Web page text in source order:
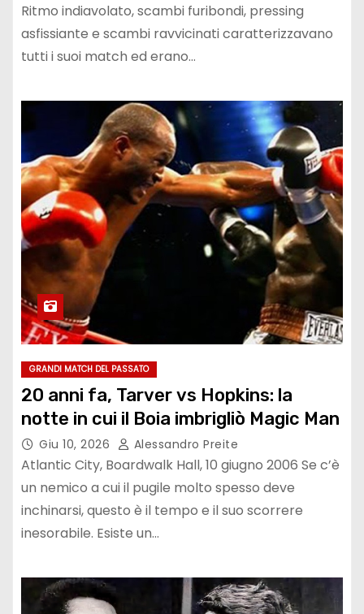
Ritmo indiavolato, scambi furibondi, pressing
asfissiante e scambi ravvicinati caratterizzavano
tutti i suoi match ed erano…
GRANDI MATCH DEL PASSATO
20 anni fa, Tarver vs Hopkins: la
notte in cui il Boia imbrigliò Magic Man
Giu 10, 2026 Alessandro Preite
Atlantic City, Boardwalk Hall, 10 giugno 2006 Se c’è
un nemico a cui il pugile molto spesso deve
inchinarsi, questo è il tempo e il suo scorrere
inesorabile. Esiste un…